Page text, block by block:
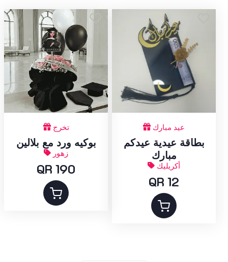
تخرج
بوكيه ورد مع بلالين
زهور
QR 190
عيد مبارك
بطاقة عيدية عيدكم
مبارك
أكريليك
QR 12